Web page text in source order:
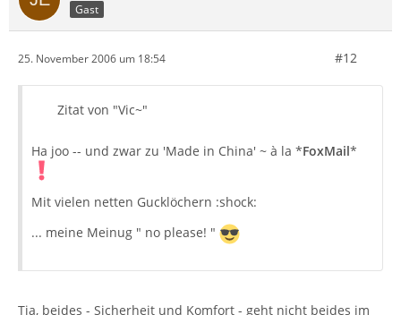
Gast
25. November 2006 um 18:54 #12
Zitat von "Vic~"
Ha joo -- und zwar zu 'Made in China' ~ à la *FoxMail*
Mit vielen netten Gucklöchern :shock:
... meine Meinug " no please! "
Tja, beides - Sicherheit und Komfort - geht nicht beides im